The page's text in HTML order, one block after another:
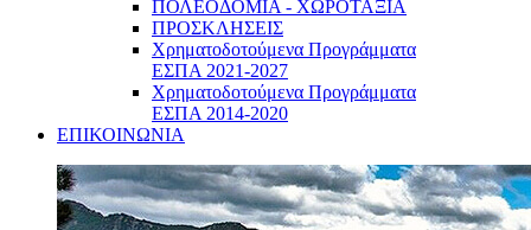
ΠΟΛΕΟΔΟΜΙΑ - ΧΩΡΟΤΑΞΙΑ
ΠΡΟΣΚΛΗΣΕΙΣ
Χρηματοδοτούμενα Προγράμματα
ΕΣΠΑ 2021-2027
Χρηματοδοτούμενα Προγράμματα
ΕΣΠΑ 2014-2020
ΕΠΙΚΟΙΝΩΝΙΑ